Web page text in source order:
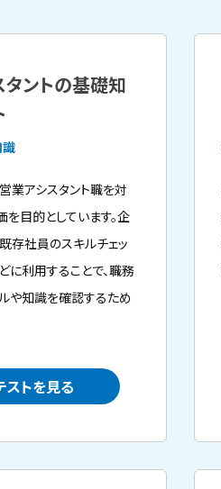
タントの基礎知
業アシスタント職を対
目的としています。企
存社員のスキルチェッ
に利用することで、職務
や知識を確認するため
ストを見る